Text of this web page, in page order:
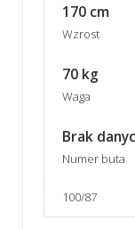
170 cm
Wzrost
70 kg
Waga
Brak
Numer buta
100/87